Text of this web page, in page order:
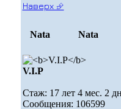
Наверх ⮵
Nata Nata
V.I.Р
Стаж: 17 лет 4 мес. 2
Сообщения: 106599